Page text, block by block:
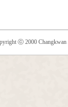
ⓒ 2000 Changkwan